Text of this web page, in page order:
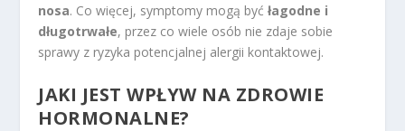
nosa. Co więcej, symptomy mogą byćłagodne i
długotrwałe, przez co wiele osób nie zdaje sobie
sprawy z ryzyka potencjalnej alergii kontaktowej.
JAKI JEST WPŁYW NA ZDROWIE
HORMONALNE?